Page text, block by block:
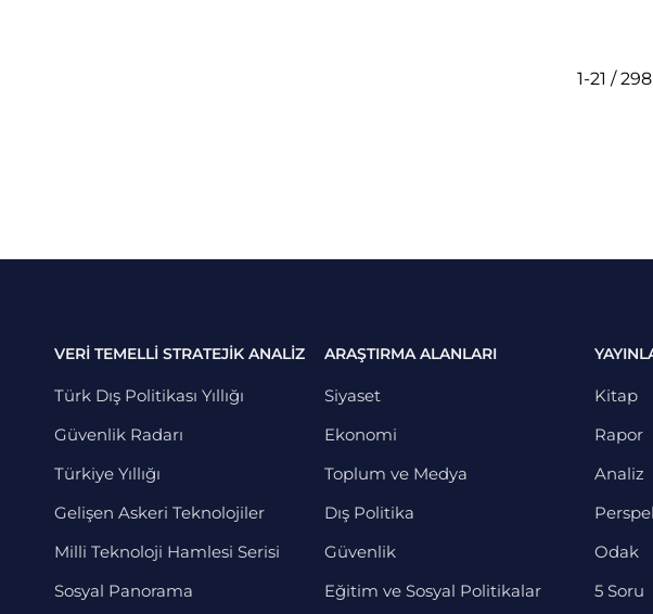
1-21 / 298
VERİ TEMELLİ STRATEJİK ANALİZ
Türk Dış Politikası Yıllığı
Güvenlik Radarı
Türkiye Yıllığı
Gelişen Askeri Teknolojiler
Milli Teknoloji Hamlesi Serisi
Sosyal Panorama
ARAŞTIRMA ALANLARI
Siyaset
Ekonomi
Toplum ve Medya
Dış Politika
Güvenlik
Eğitim ve Sosyal Politikalar
Kitap
Rapor
Analiz
Odak
5 Soru